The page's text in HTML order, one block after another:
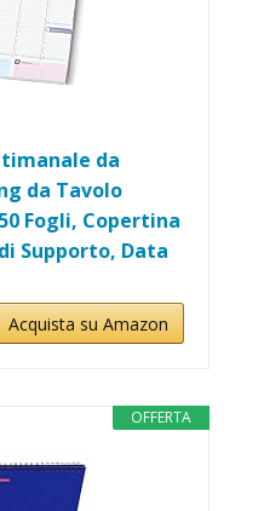
da
da Tavolo
Fogli, Copertina
Supporto, Data
Acquista su Amazon
OFFERTA